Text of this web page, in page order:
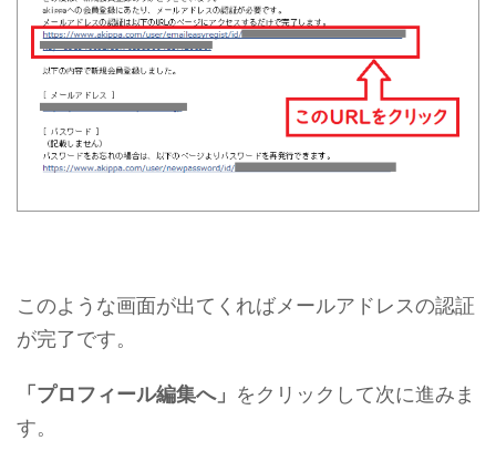
このような画面が出てくればメールアドレスの認証
が完了です。
「プロフィール編集へ」 をクリックして次に進みま
す。